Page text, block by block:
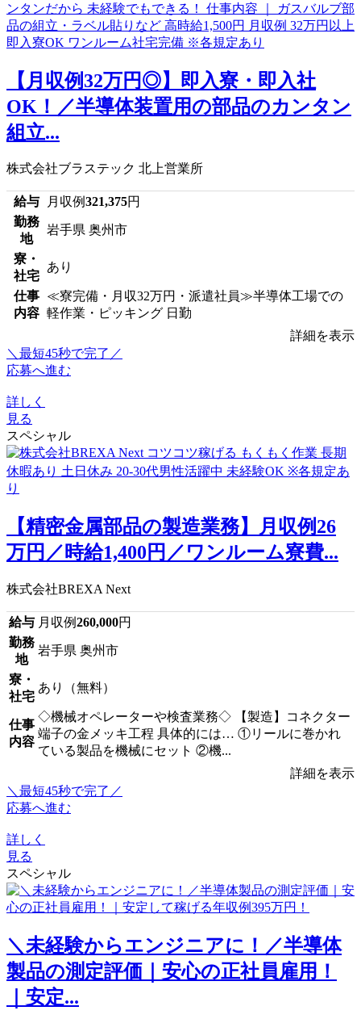
【月収例32万円◎】即入寮・即入社
OK！／半導体装置用の部品のカンタン
組立...
株式会社ブラステック 北上営業所
給与 月収例321,375円
勤務
地
岩手県 奥州市
寮・
社宅
あり
仕事
内容
≪寮完備・月収32万円・派遣社員≫半導体工場での
軽作業・ピッキング 日勤
詳細を表示
＼最短45秒で完了／
応募へ進む
詳しく
見る
スペシャル
【精密金属部品の製造業務】月収例26
万円／時給1,400円／ワンルーム寮費...
株式会社BREXA Next
給与 月収例260,000円
勤務
地
岩手県 奥州市
寮・
社宅
あり（無料）
仕事
内容
◇機械オペレーターや検査業務◇ 【製造】コネクター
端子の金メッキ工程 具体的には… ①リールに巻かれ
ている製品を機械にセット ②機...
詳細を表示
＼最短45秒で完了／
応募へ進む
詳しく
見る
スペシャル
＼未経験からエンジニアに！／半導体
製品の測定評価｜安心の正社員雇用！
｜安定...